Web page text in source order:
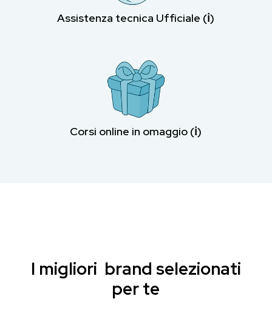
Assistenza tecnica Ufficiale (ℹ︎)
Corsi online in omaggio (ℹ︎)
I migliori brand selezionati
per te